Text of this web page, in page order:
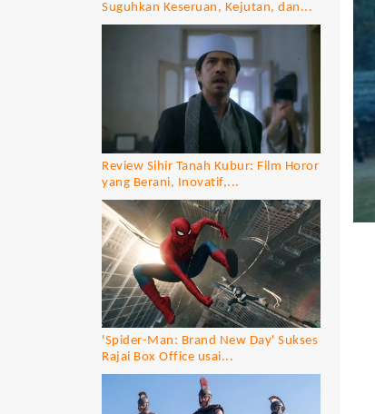
Suguhkan Keseruan, Kejutan, dan...
Review Sihir Tanah Kubur: Film Horor
yang Berani, Inovatif,...
'Spider-Man: Brand New Day' Sukses
Rajai Box Office usai...